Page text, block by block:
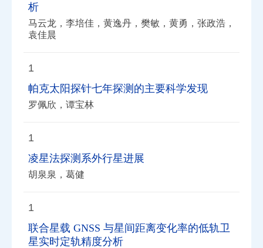
析
马云龙，李培佳，黄逸丹，樊敏，黄勇，张政浩，
袁佳晨
1
帕克太阳探针七年探测的主要科学发现
罗佩欣，谭宝林
1
凌星法探测系外行星进展
胡泉泉，葛健
1
联合星载 GNSS 与星间距离变化率的低轨卫
星实时定轨精度分析